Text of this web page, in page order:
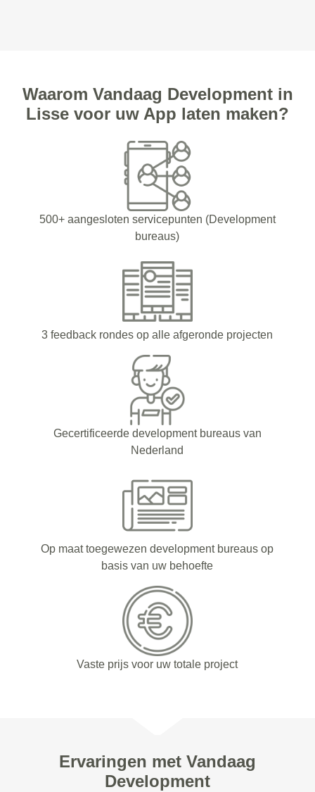
Waarom Vandaag Development in
Lisse voor uw App laten maken?
500+ aangesloten servicepunten (Development
bureaus)
3 feedback rondes op alle afgeronde projecten
Gecertificeerde development bureaus van
Nederland
Op maat toegewezen development bureaus op
basis van uw behoefte
Vaste prijs voor uw totale project
Ervaringen met Vandaag
Development